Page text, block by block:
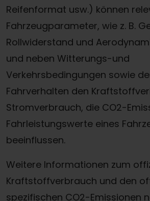
Reifenformat usw.) können
Fahrzeugparameter, wie z. B.
Rollwiderstand und
und neben Witterungs-und
Verkehrsbedingungen sowie
Fahrverhalten den
Stromverbrauch, die CO2-
Fahrleistungswerte eines
beeinflussen.
Weitere Informationen zum
Kraftstoffverbrauch und den
spezifischen CO2-Emissionen